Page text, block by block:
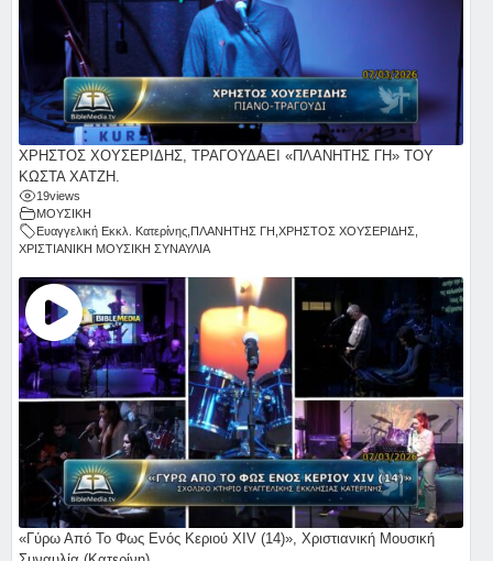
ΧΡΗΣΤΟΣ ΧΟΥΣΕΡΙΔΗΣ, ΤΡΑΓΟΥΔΑΕΙ «ΠΛΑΝΗΤΗΣ ΓΗ» ΤΟΥ
ΚΩΣΤΑ ΧΑΤΖΗ.
19views
ΜΟΥΣΙΚΗ
Ευαγγελική Εκκλ. Κατερίνης ΠΛΑΝΗΤΗΣ ΓΗ ΧΡΗΣΤΟΣ ΧΟΥΣΕΡΙΔΗΣ
ΧΡΙΣΤΙΑΝΙΚΗ ΜΟΥΣΙΚΗ ΣΥΝΑΥΛΙΑ
«Γύρω Από Το Φως Ενός Κεριού ΧΙV (14)», Χριστιανική Μουσική